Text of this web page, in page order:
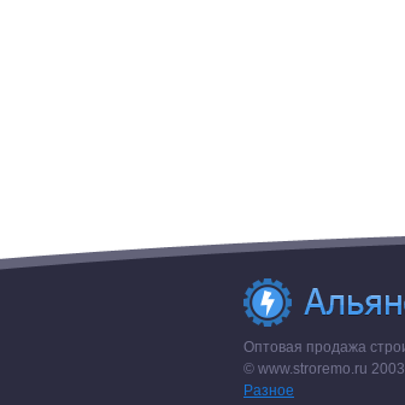
Оптовая продажа
© www.stroremo.ru
Разное